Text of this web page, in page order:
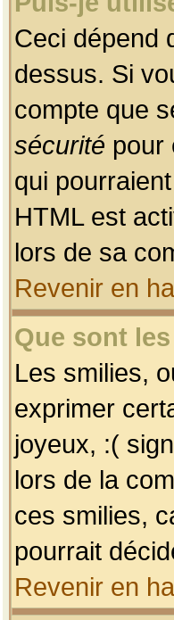
Ceci dépend
dessus. Si
compte que
sécurité pour
qui
HTML est
lors de sa
Revenir en
Que sont
Les smilies,
exprimer
joyeux, :(
lors de la
ces smilies,
pourrait
Revenir en